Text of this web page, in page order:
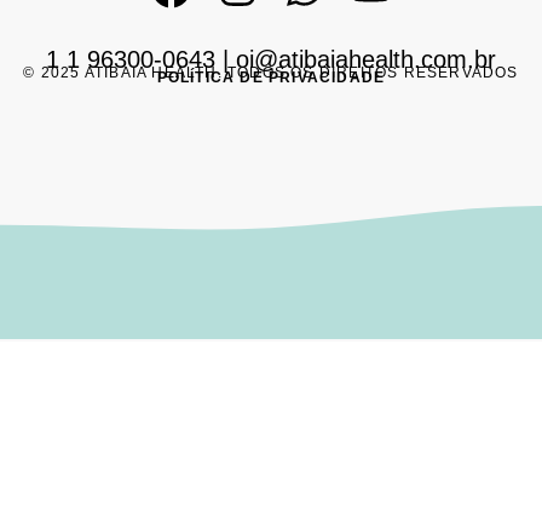
1 1 96300-0643 oi@atibaiahealth.com.br
© 2025 ATIBAIA HEALTH. TODOS OS DIREITOS RESERVADOS
POLÍTICA DE PRIVACIDADE